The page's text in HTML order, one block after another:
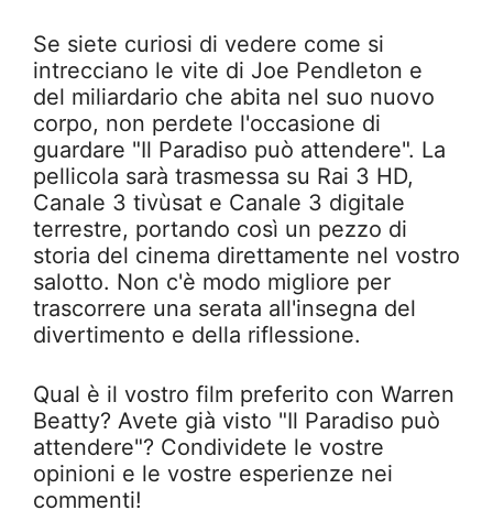
Se siete curiosi di vedere come si
intrecciano le vite di Joe Pendleton e
del miliardario che abita nel suo nuovo
corpo, non perdete l'occasione di
guardare "Il Paradiso può attendere". La
pellicola sarà trasmessa su Rai 3 HD,
Canale 3 tivùsat e Canale 3 digitale
terrestre, portando così un pezzo di
storia del cinema direttamente nel vostro
salotto. Non c'è modo migliore per
trascorrere una serata all'insegna del
divertimento e della riflessione.
Qual è il vostro film preferito con Warren
Beatty? Avete già visto "Il Paradiso può
attendere"? Condividete le vostre
opinioni e le vostre esperienze nei
commenti!